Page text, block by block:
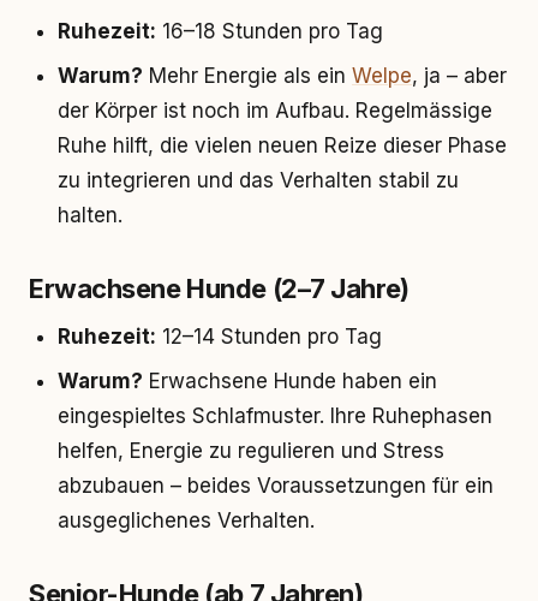
Ruhezeit: 16–18 Stunden pro Tag
Warum? Mehr Energie als ein Welpe, ja – aber
der Körper ist noch im Aufbau. Regelmässige
Ruhe hilft, die vielen neuen Reize dieser Phase
zu integrieren und das Verhalten stabil zu
halten.
Erwachsene Hunde (2–7 Jahre)
Ruhezeit: 12–14 Stunden pro Tag
Warum? Erwachsene Hunde haben ein
eingespieltes Schlafmuster. Ihre Ruhephasen
helfen, Energie zu regulieren und Stress
abzubauen – beides Voraussetzungen für ein
ausgeglichenes Verhalten.
Senior-Hunde (ab 7 Jahren)